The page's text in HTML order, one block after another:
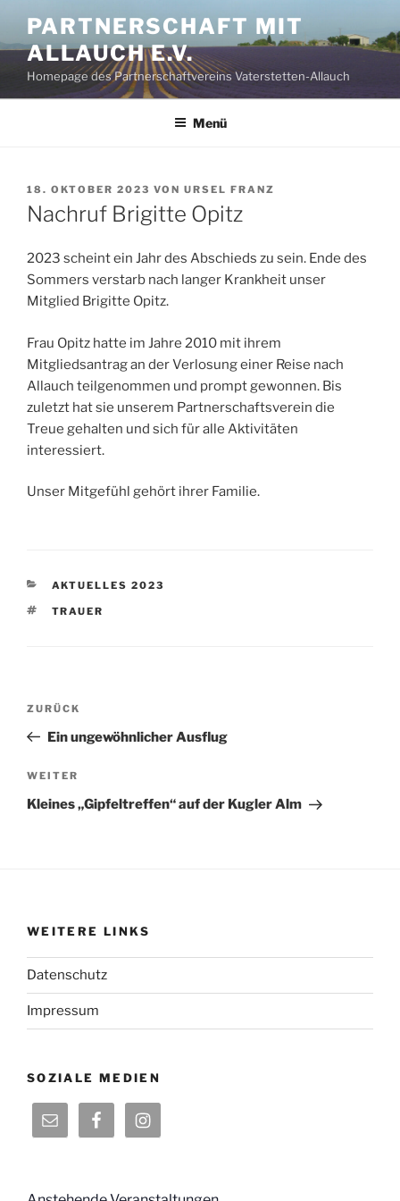
Inhalt
springen
PARTNERSCHAFT MIT
ALLAUCH E.V.
Homepage des Partnerschaftvereins Vaterstetten-Allauch
Menü
VERÖFFENTLICHT
AM
18. OKTOBER 2023 VON URSEL FRANZ
Nachruf Brigitte Opitz
2023 scheint ein Jahr des Abschieds zu sein. Ende des
Sommers verstarb nach langer Krankheit unser
Mitglied Brigitte Opitz.
Frau Opitz hatte im Jahre 2010 mit ihrem
Mitgliedsantrag an der Verlosung einer Reise nach
Allauch teilgenommen und prompt gewonnen. Bis
zuletzt hat sie unserem Partnerschaftsverein die
Treue gehalten und sich für alle Aktivitäten
interessiert.
Unser Mitgefühl gehört ihrer Familie.
KATEGORIEN
AKTUELLES 2023
SCHLAGWÖRTER
TRAUER
Beitragsnavigation
Vorheriger
Beitrag
ZURÜCK
Ein ungewöhnlicher Ausflug
Nächster
Beitrag
WEITER
Kleines „Gipfeltreffen“ auf der Kugler Alm
WEITERE LINKS
Datenschutz
Impressum
SOZIALE MEDIEN